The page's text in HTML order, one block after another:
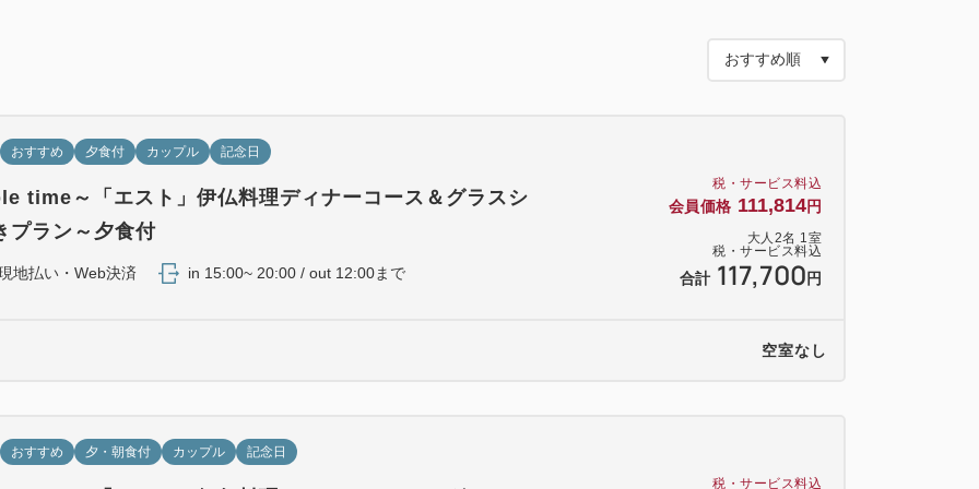
洗い場・浴槽別なのでゆったりしたバスタイムをお楽しみいただけま
【客室設備＆備品】
◆シモンズ社製ベッド
○ドライヤー
○加湿機能付き空気清浄機
○液晶テレビ
税・サービス料込
会員価格 111,814円
大人 2名 1室
税・サービス料込
合計 117,700 円
おすすめ 夕食付 カップル 記念日
time～「エスト」伊仏料理ディナーコース＆グラスシ
プラン～夕食付
地払い・Web決済 in 15:00~ 20:00 / out 12:00まで
空室なし
税・サービス料込
おすすめ 夕・朝食付 カップル 記念日